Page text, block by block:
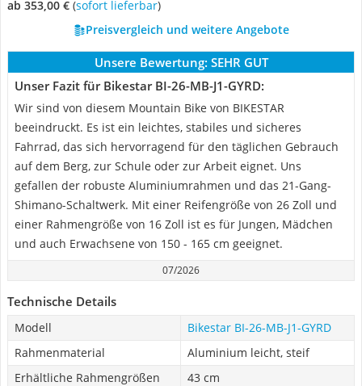
ab 353,00 € ( Sofort lieferbar)
Preisvergleich und weitere Angebote
Unsere Bewertung: SEHR GUT
Unser Fazit für Bikestar BI-26-MB-J1-GYRD:
Wir sind von diesem Mountain Bike von BIKESTAR
beeindruckt. Es ist ein leichtes, stabiles und sicheres
Fahrrad, das sich hervorragend für den täglichen Gebrauch
auf dem Berg, zur Schule oder zur Arbeit eignet. Uns
gefallen der robuste Aluminiumrahmen und das 21-Gang-
Shimano-Schaltwerk. Mit einer Reifengröße von 26 Zoll und
einer Rahmengröße von 16 Zoll ist es für Jungen, Mädchen
und auch Erwachsene von 150 - 165 cm geeignet.
07/2026
Technische Details
Modell
Bikestar BI-26-MB-J1-GYRD
Rahmenmaterial
Aluminium leicht, steif
Erhältliche Rahmengrößen
43 cm